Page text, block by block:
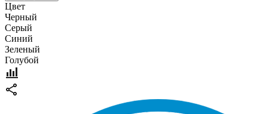
Цвет
Черный
Серый
Синий
Зеленый
Голубой